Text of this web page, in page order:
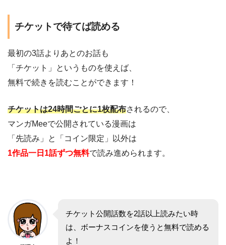
チケットで待てば読める
最初の3話よりあとのお話も
「チケット」というものを使えば、
無料で続きを読むことができます！
チケットは24時間ごとに1枚配布されるので、
マンガMeeで公開されている漫画は
「先読み」と「コイン限定」以外は
1作品一日1話ずつ無料で読み進められます。
チケット公開話数を2話以上読みたい時
は、ボーナスコインを使うと無料で読める
よ！